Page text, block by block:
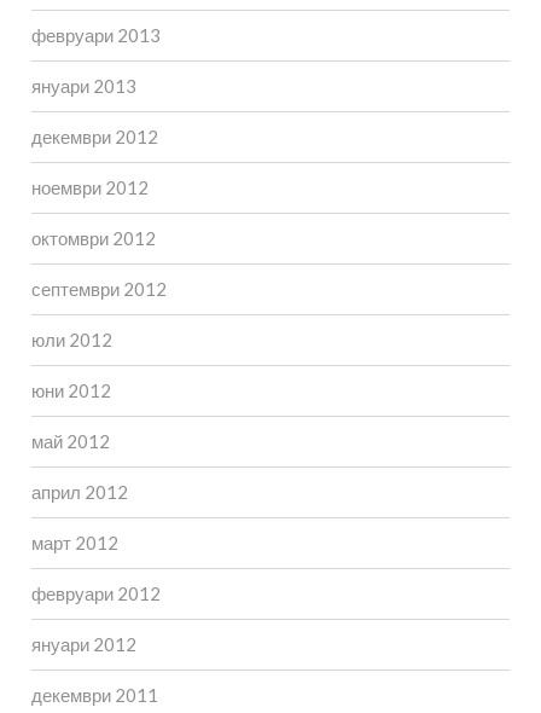
февруари 2013
януари 2013
декември 2012
ноември 2012
октомври 2012
септември 2012
юли 2012
юни 2012
май 2012
април 2012
март 2012
февруари 2012
януари 2012
декември 2011